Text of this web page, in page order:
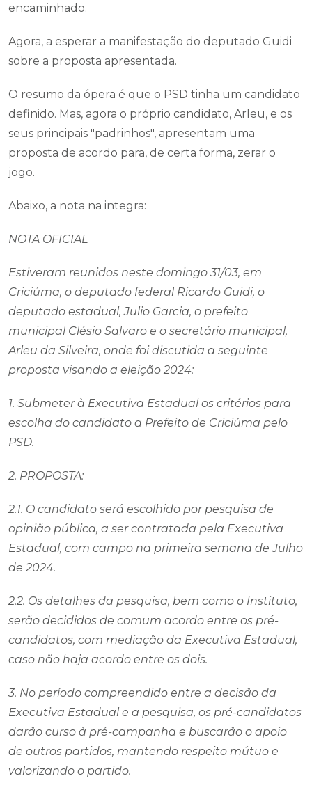
encaminhado.
Agora, a esperar a manifestação do deputado Guidi
sobre a proposta apresentada.
O resumo da ópera é que o PSD tinha um candidato
definido. Mas, agora o próprio candidato, Arleu, e os
seus principais "padrinhos", apresentam uma
proposta de acordo para, de certa forma, zerar o
jogo.
Abaixo, a nota na integra:
NOTA OFICIAL
Estiveram reunidos neste domingo 31/03, em
Criciúma, o deputado federal Ricardo Guidi, o
deputado estadual, Julio Garcia, o prefeito
municipal Clésio Salvaro e o secretário municipal,
Arleu da Silveira, onde foi discutida a seguinte
proposta visando a eleição 2024:
1. Submeter à Executiva Estadual os critérios para
escolha do candidato a Prefeito de Criciúma pelo
PSD.
2. PROPOSTA:
2.1. O candidato será escolhido por pesquisa de
opinião pública, a ser contratada pela Executiva
Estadual, com campo na primeira semana de Julho
de 2024.
2.2. Os detalhes da pesquisa, bem como o Instituto,
serão decididos de comum acordo entre os pré-
candidatos, com mediação da Executiva Estadual,
caso não haja acordo entre os dois.
3. No período compreendido entre a decisão da
Executiva Estadual e a pesquisa, os pré-candidatos
darão curso à pré-campanha e buscarão o apoio
de outros partidos, mantendo respeito mútuo e
valorizando o partido.